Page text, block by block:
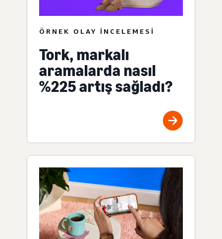
ÖRNEK OLAY INCELEMESI
Tork, markalı
aramalarda nasıl
%225 artış sağladı?